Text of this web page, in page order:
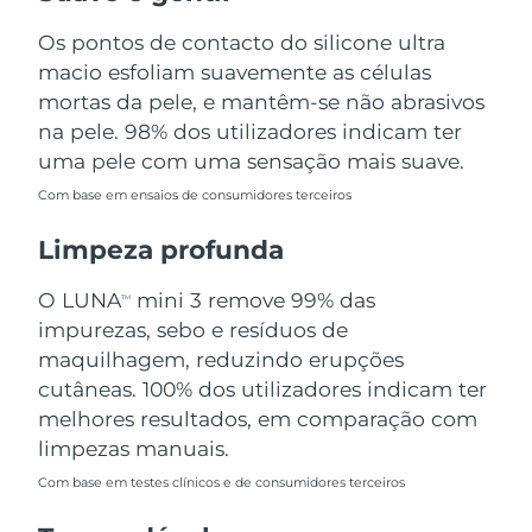
Os pontos de contacto do silicone ultra
macio esfoliam suavemente as células
mortas da pele, e mantêm-se não abrasivos
na pele. 98% dos utilizadores indicam ter
uma pele com uma sensação mais suave.
Com base em ensaios de consumidores terceiros
Limpeza profunda
O LUNATM
mini 3 remove 99% das
impurezas, sebo e resíduos de
maquilhagem, reduzindo erupções
cutâneas. 100% dos utilizadores indicam ter
melhores resultados, em comparação com
limpezas manuais.
Com base em testes clínicos e de consumidores terceiros
Filipinas Entrega prevista 14/08/2026
Polônia Entrega prevista12/08/2026
Portugal
Porto Rico Entrega prevista
Catar Entrega prevista
Reunião Entrega prevista
Romênia Entrega prevista11/08/2026
Rússia
Arábia Saudita